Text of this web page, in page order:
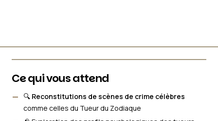
Ce qui vous attend
🔍 Reconstitutions de scènes de crime célèbres
comme celles du Tueur du Zodiaque